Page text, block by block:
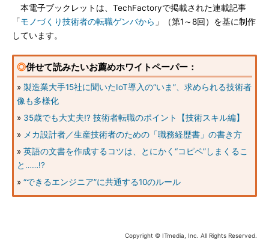
本電子ブックレットは、TechFactoryで掲載された連載記事
「モノづくり技術者の転職ゲンバから 」（第1～8回）を基に制作
しています。
◎併せて読みたいお薦めホワイトペーパー：
» 製造業大手15社に聞いたIoT導入の“いま”、求められる技術者
像も多様化
» 35歳でも大丈夫!? 技術者転職のポイント【技術スキル編】
» メカ設計者／生産技術者のための「職務経歴書」の書き方
» 英語の文書を作成するコツは、とにかく“コピペ”しまくるこ
と……!?
» “できるエンジニア”に共通する10のルール
Copyright © ITmedia, Inc. All Rights Reserved.